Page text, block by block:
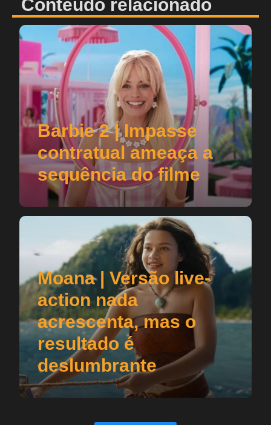
Conteúdo relacionado
Barbie 2 | Impasse
contratual ameaça a
sequência do filme
Moana | Versão live-
action nada
acrescenta, mas o
resultado é
deslumbrante